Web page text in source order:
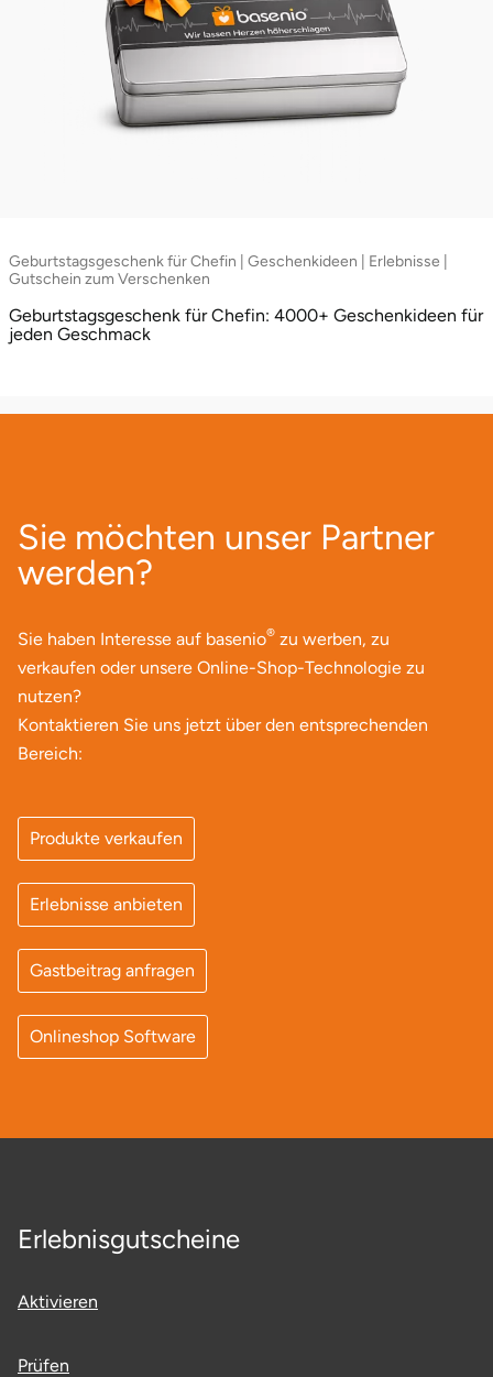
Geburtstagsgeschenk für Chefin | Geschenkideen | Erlebnisse |
Gutschein zum Verschenken
Geburtstagsgeschenk für Chefin: 4000+ Geschenkideen für
jeden Geschmack
Sie möchten unser Partner
werden?
Sie haben Interesse auf basenio® zu werben, zu
verkaufen oder unsere Online-Shop-Technologie zu
nutzen?
Kontaktieren Sie uns jetzt über den entsprechenden
Bereich:
Produkte verkaufen
Erlebnisse anbieten
Gastbeitrag anfragen
Onlineshop Software
Erlebnisgutscheine
Aktivieren
Prüfen